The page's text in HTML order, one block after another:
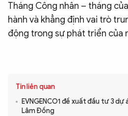
Tháng Công nhân – tháng
hành và khẳng định vai trò
động trong sự phát triển của
Tin liên quan
EVNGENCO1 đề xuất đầu tư 3
Lâm Đồng